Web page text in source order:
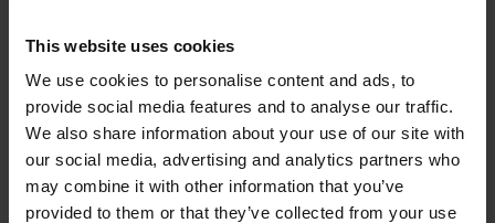
This website uses cookies
We use cookies to personalise content and ads, to
provide social media features and to analyse our traffic.
We also share information about your use of our site with
our social media, advertising and analytics partners who
may combine it with other information that you’ve
provided to them or that they’ve collected from your use